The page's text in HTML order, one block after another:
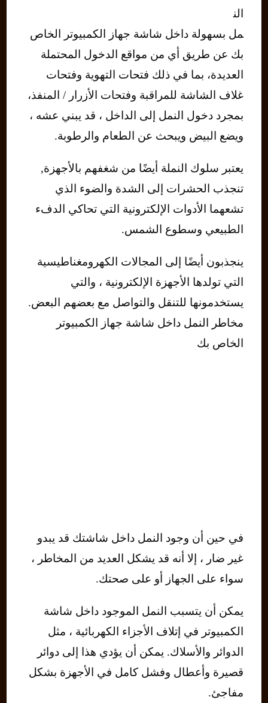
الن
مل بسهولة داخل شاشة جهاز الكمبيوتر الخاص
بك عن طريق أي من مواقع الدخول المحتملة
العديدة، بما في ذلك فتحات التهوية وفتحات
غلاف الشاشة للمراقبة وفتحات الأزرار / المنفذ،
بمجرد دخول النمل إلى الداخل ، قد يبني عشه ،
ويضع البيض ويبحث عن الطعام والرطوبة.
يعتبر سلوك النملة أيضًا من شغفهم بالأجهزة,
تنجذب الحشرات إلى الشدة والضوء الذي
تشعهما الأدوات الإلكترونية التي تحاكي الدفء
الطبيعي وسطوع الشمس.
ينجذبون أيضًا إلى المجالات الكهرومغناطيسية
التي تولدها الأجهزة الإلكترونية ، والتي
يستخدمونها للتنقل والتواصل مع بعضهم البعض.
مخاطر النمل داخل شاشة جهاز الكمبيوتر
الخاص بك
في حين أن وجود النمل داخل شاشتك قد يبدو
غير ضار ، إلا أنه قد يشكل العديد من المخاطر ،
سواء على الجهاز أو على صحتك.
يمكن أن يتسبب النمل الموجود داخل شاشة
الكمبيوتر في إتلاف الأجزاء الكهربائية ، مثل
الدوائر والأسلاك. يمكن أن يؤدي هذا إلى دوائر
قصيرة وأعطال وفشل كامل في الأجهزة بشكل
مفاجئ.